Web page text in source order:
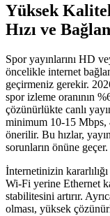
Yüksek
Hızı ve
Spor yayınlarını HD
öncelikle internet
geçirmeniz gerekir.
spor izleme oranının
çözünürlükte canlı
minimum 10-15 Mbps,
önerilir. Bu hızlar,
sorunların önüne geçer.
İnternetinizin
Wi-Fi yerine Ethernet
stabilitesini artırır.
olması, yüksek